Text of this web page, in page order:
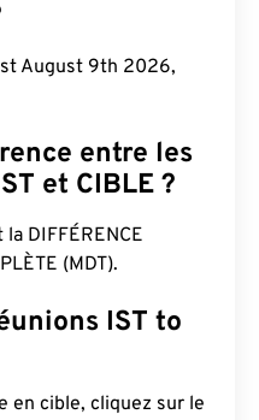
August 9th 2026,
entre les
et CIBLE ?
DIFFÉRENCE
(MDT).
IST to
en cible, cliquez sur le